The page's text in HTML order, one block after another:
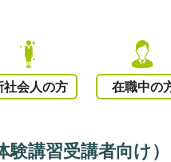
社会人の方 在職中の
講習受講者向け）